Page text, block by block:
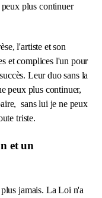
plus continuer
l'artiste et son
et complices l'un pour
Leur duo sans la
peux plus continuer,
sans lui je ne peux
triste.
et un
jamais. La Loi n'a